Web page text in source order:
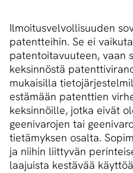
Ilmoitusvelvollisuuden
patentteihin. Se ei
patentoitavuuteen, vaan
keksinnöstä
mukaisilla
estämään patenttien
keksinnöille, jotka eivät
geenivarojen tai
tietämyksen osalta.
ja niihin liittyvän
laajuista kestävää